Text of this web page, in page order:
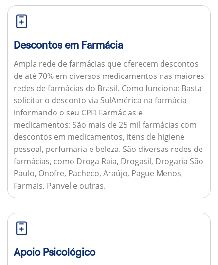
Descontos em Farmácia
Ampla rede de farmácias que oferecem descontos
de até 70% em diversos medicamentos nas maiores
redes de farmácias do Brasil. Como funciona: Basta
solicitar o desconto via SulAmérica na farmácia
informando o seu CPF! Farmácias e
medicamentos: São mais de 25 mil farmácias com
descontos em medicamentos, itens de higiene
pessoal, perfumaria e beleza. São diversas redes de
farmácias, como Droga Raia, Drogasil, Drogaria São
Paulo, Onofre, Pacheco, Araújo, Pague Menos,
Farmais, Panvel e outras.
Apoio Psicológico